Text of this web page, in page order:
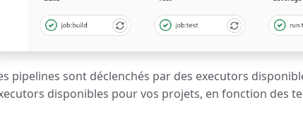
pipelines sont déclenchés par des executors
disponibles pour vos projets, en fonction des